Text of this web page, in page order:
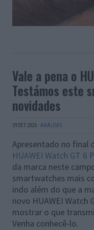
Vale a pena o
Testámos este
novidades
29 SET 2025 · ANÁLISES
Apresentado no final
HUAWEI Watch GT 6
da marca neste
smartwatches mais
indo além do que a
novo HUAWEI Watch
mostrar o que
Venha conhecê-lo.